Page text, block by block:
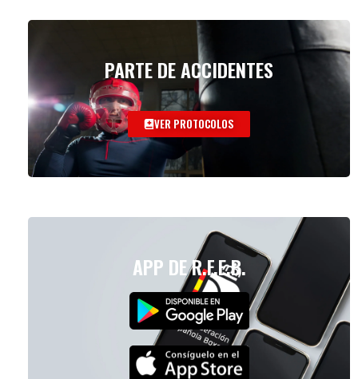
PARTE DE ACCIDENTES
VER PROTOCOLOS
APP DE R.F.E.B.